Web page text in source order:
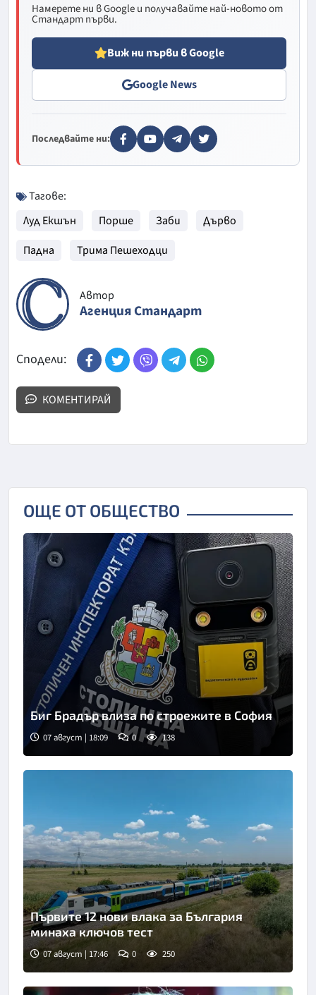
Намерете ни в Google и получавайте най-новото от
Стандарт първи.
Виж ни първи в Google
Google News
Последвайте ни:
Тагове:
Луд Екшън
Порше Заби
Дърво
Падна
Трима Пешеходци
Автор
Агенция Стандарт
Сподели:
КОМЕНТИРАЙ
ОЩЕ ОТ ОБЩЕСТВО
Снимка: БНТ
Биг Брадър влиза по строежите в София
07 август | 18:09 0 138
Първите 12 нови влака за България
минаха ключов тест
07 август | 17:46 0 250